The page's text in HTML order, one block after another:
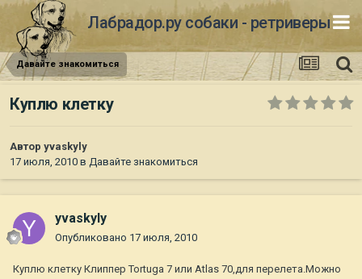
Лабрадор.ру собаки - ретриверы
Давайте знакомиться
Куплю клетку
Автор yvaskyly
17 июля, 2010 в Давайте знакомиться
yvaskyly
Опубликовано 17 июля, 2010
Куплю клетку Клиппер Tortuga 7 или Atlas 70,для перелета.Можно